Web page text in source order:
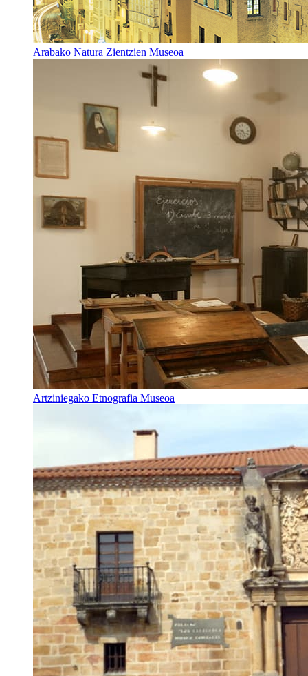
Arabako Natura Zientzien Museoa
Artziniegako Etnografia Museoa